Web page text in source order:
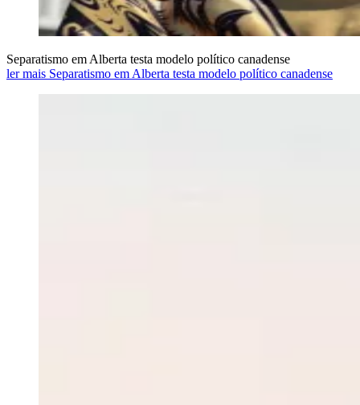
Separatismo em Alberta testa modelo político canadense
ler mais Separatismo em Alberta testa modelo político canadense